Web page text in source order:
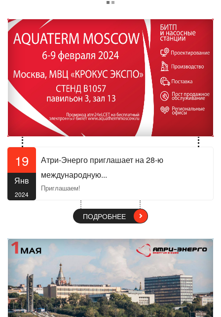
19
Янв
2024
Атри-Энерго приглашает на 28-ю
международную...
Приглашаем!
ПОДРОБНЕЕ